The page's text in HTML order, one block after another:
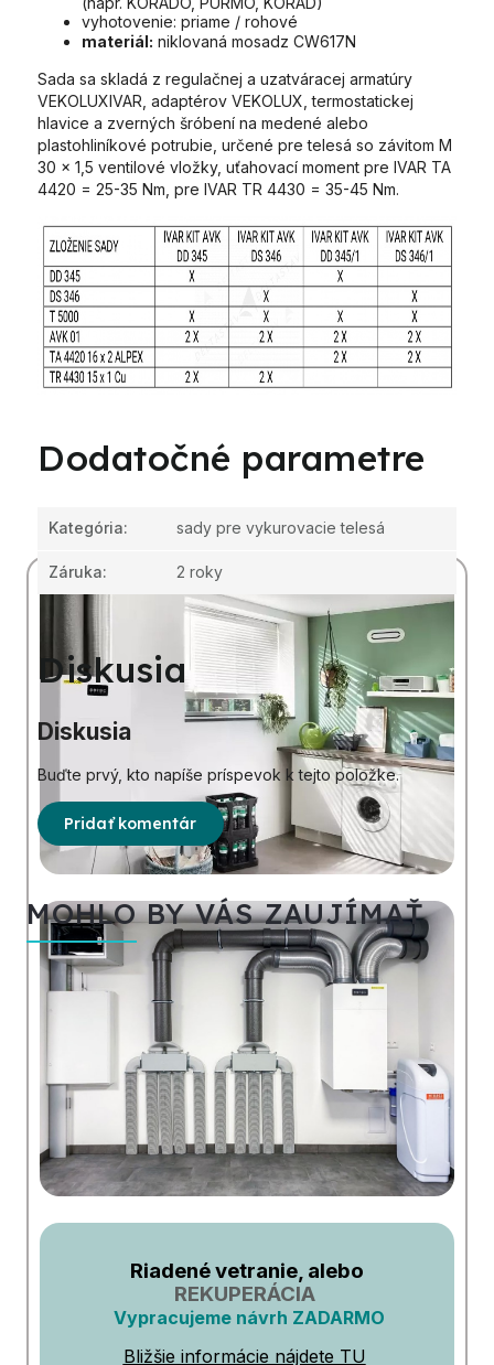
vyhotovenie: priame / rohové
materiál: niklovaná mosadz CW617N
Sada sa skladá z regulačnej a uzatváracej armatúry
VEKOLUXIVAR, adaptérov VEKOLUX, termostatickej
hlavice a zverných šróbení na medené alebo
plastohliníkové potrubie, určené pre telesá so závitom M
30 x 1,5 ventilové vložky, uťahovací moment pre IVAR TA
4420 = 25-35 Nm, pre IVAR TR 4430 = 35-45 Nm.
Dodatočné parametre
Kategória: sady pre vykurovacie telesá
Záruka: 2 roky
Diskusia
Diskusia
Buďte prvý, kto napíše príspevok k tejto položke.
Pridať komentár
MOHLO BY VÁS ZAUJÍMAŤ
Riadené vetranie, alebo
REKUPERÁCIA
Vypracujeme návrh ZADARMO
Bližšie informácie nájdete TU